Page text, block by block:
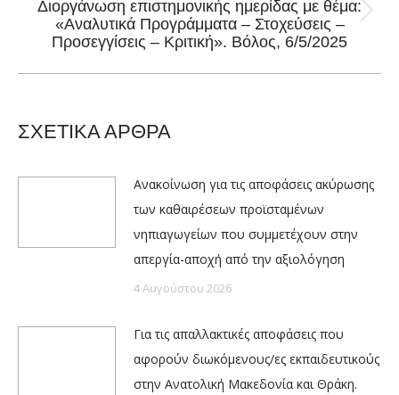
Next
post:
Διοργάνωση επιστημονικής ημερίδας με θέμα:
«Αναλυτικά Προγράμματα – Στοχεύσεις –
Προσεγγίσεις – Κριτική». Βόλος, 6/5/2025
ΣΧΕΤΙΚΑ ΑΡΘΡΑ
Ανακοίνωση για τις αποφάσεις ακύρωσης
των καθαιρέσεων προϊσταμένων
νηπιαγωγείων που συμμετέχουν στην
απεργία-αποχή από την αξιολόγηση
4 Αυγούστου 2026
Για τις απαλλακτικές αποφάσεις που
αφορούν διωκόμενους/ες εκπαιδευτικούς
στην Ανατολική Μακεδονία και Θράκη.